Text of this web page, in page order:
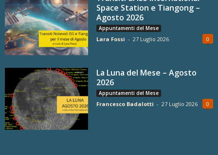
Space Station e Tiangong –
Agosto 2026
Appuntamenti del Mese
Lara Fossi - 27 Luglio 2026 0
La Luna del Mese – Agosto
2026
Appuntamenti del Mese
Francesco Badalotti - 27 Luglio 2026 0